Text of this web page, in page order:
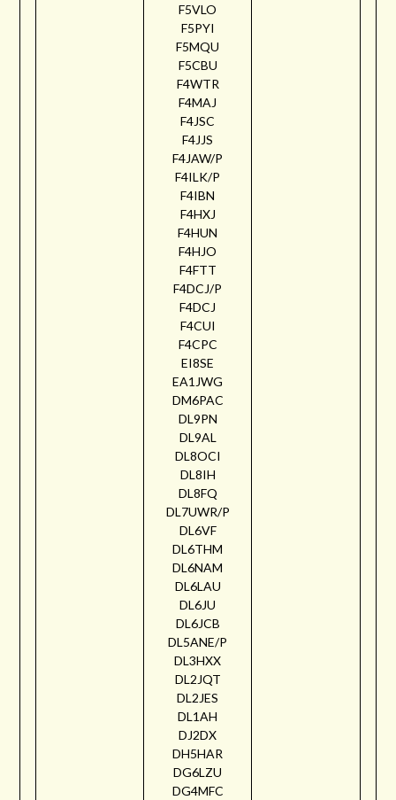
F5VLO
F5PYI
F5MQU
F5CBU
F4WTR
F4MAJ
F4JSC
F4JJS
F4JAW/P
F4ILK/P
F4IBN
F4HXJ
F4HUN
F4HJO
F4FTT
F4DCJ/P
F4DCJ
F4CUI
F4CPC
EI8SE
EA1JWG
DM6PAC
DL9PN
DL9AL
DL8OCI
DL8IH
DL8FQ
DL7UWR/P
DL6VF
DL6THM
DL6NAM
DL6LAU
DL6JU
DL6JCB
DL5ANE/P
DL3HXX
DL2JQT
DL2JES
DL1AH
DJ2DX
DH5HAR
DG6LZU
DG4MFC